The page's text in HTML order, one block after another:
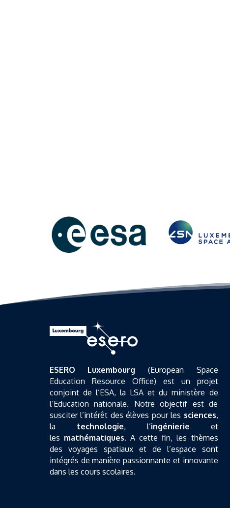
ESERO Luxembourg (European Space
Education Resource Office) est un projet
conjoint de l’ESA, la LSA et du ministère de
l’Education nationale. Notre objectif est de
susciter l’intérêt des élèves pour les sciences,
la technologie, l’ingénierie et
les mathématiques. A cette fin, les thèmes
des voyages spatiaux et de l’espace sont
intégrés de manière passionnante et innovante
dans les cours scolaires.